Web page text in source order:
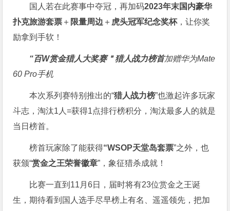
国人若在此赛事中夺冠，再加码2023年末国内豪华
扑克旅游套票 ＋ 限量周边 ＋ 虎头冠军纪念奖杯，让你奖
励拿到手软！
“百W赏金猎人大奖赛＂猎人战力榜首加赠华为Mate
60 Pro手机
本次系列赛特别推出的“猎人战力榜”也激起许多玩家
斗志，淘汰1人=获得1点排行榜积分，淘汰最多人的就是
当日榜首。
榜首玩家除了能获得“WSOP天堂岛套票”之外，也
获颁“赏金之王荣誉徽章”，象征猎杀成就！
比赛一直到11月6日，届时将有23位赏金之王诞
生，期待看到国人选手尽早榜上有名、遥遥领先，把加